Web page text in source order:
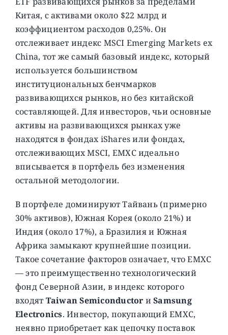
Китая, с активами около $22 млрд и
коэффициентом расходов 0,25%. Он
отслеживает индекс MSCI Emerging Markets ex
China, тот же самый базовый индекс, который
используется большинством
институциональных бенчмарков
развивающихся рынков, но без китайской
составляющей. Для инвесторов, чьи основные
активы на развивающихся рынках уже
находятся в фондах iShares или фондах,
отслеживающих MSCI, EMXC идеально
вписывается в портфель без изменения
остальной методологии.
В портфеле доминируют Тайвань (примерно
30% активов), Южная Корея (около 21%) и
Индия (около 17%), а Бразилия и Южная
Африка замыкают крупнейшие позиции.
Такое сочетание факторов означает, что EMXC
— это преимущественно технологический
фонд Северной Азии, в индекс которого
входят Taiwan Semiconductor иSamsung
Electronics. Инвестор, покупающий EMXC,
неявно приобретает как цепочку поставок